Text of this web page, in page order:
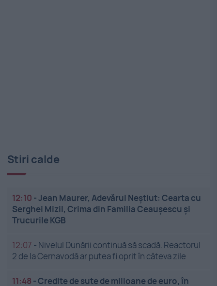
Stiri calde
12:10 -Jean Maurer, Adevărul Neștiut: Cearta cu
Serghei Mizil, Crima din Familia Ceaușescu și
Trucurile KGB
12:07 - Nivelul Dunării continuă să scadă. Reactorul
2 de la Cernavodă ar putea fi oprit în câteva zile
11:48 -Credite de sute de milioane de euro, în